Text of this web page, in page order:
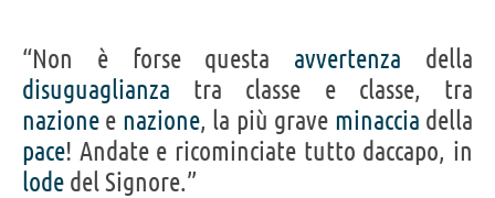
“Non è forse questa avvertenza della
disuguaglianza tra classe e classe, tra
nazione e nazione, la più grave minaccia della
pace! Andate e ricominciate tutto daccapo, in
lode del Signore.”